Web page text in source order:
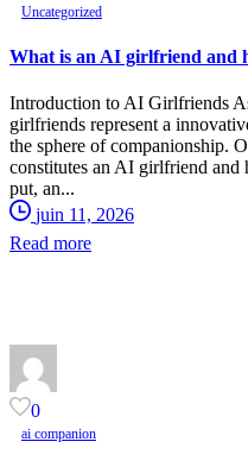
Uncategorized
What is an AI girlfriend and
Introduction to AI Girlfriends
girlfriends represent a
the sphere of companionship.
constitutes an AI girlfriend and
put, an...
juin 11, 2026
Read more
0
ai companion